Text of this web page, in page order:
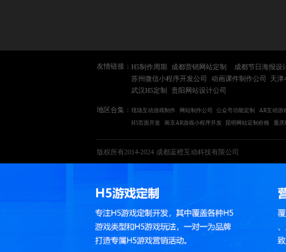
友情链接： H5制作周期 成都营销网站定制 成都节日海报设
苏州微信小程序开发公司
动画课件制作公司 天津
武汉H5定制
贵阳网站设计公司
地区合集： 现场互动游戏制作 网站制作公司 公众号功能定制 AR互动游
H5页面开发
南京AR游戏小程序开发 昆明网站定制价格 重庆
版权所有2014-2024 成都蓝橙互动科技有限公司